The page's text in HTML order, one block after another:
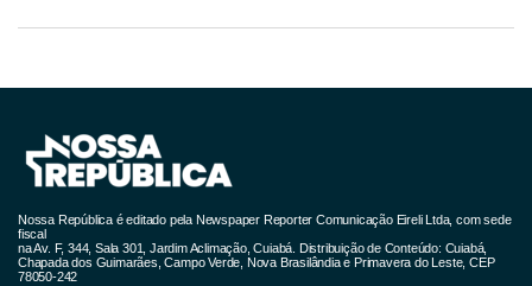
Nossa República é editado pela Newspaper Reporter Comunicação Eireli Ltda, com sede
fiscal
na Av. F, 344, Sala 301, Jardim Aclimação, Cuiabá. Distribuição de Conteúdo: Cuiabá,
Chapada dos Guimarães, Campo Verde, Nova Brasilândia e Primavera do Leste, CEP
78050-242